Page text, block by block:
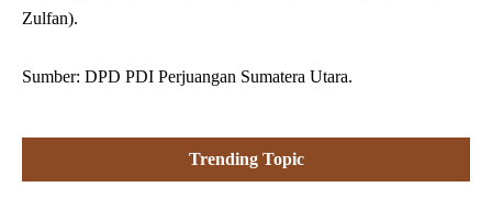
Zulfan).
Sumber: DPD PDI Perjuangan Sumatera Utara.
Trending Topic